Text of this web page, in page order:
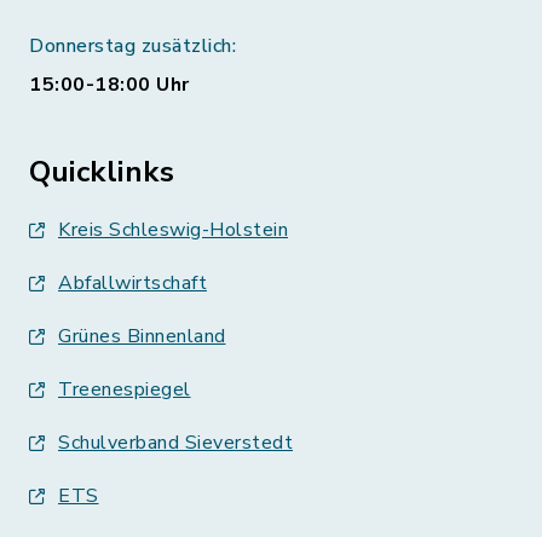
Donnerstag zusätzlich:
15:00-18:00 Uhr
Quicklinks
Kreis Schleswig-Holstein
Abfallwirtschaft
Grünes Binnenland
Treenespiegel
Schulverband Sieverstedt
ETS